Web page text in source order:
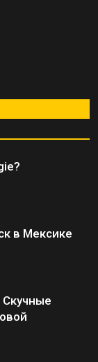
в Мексике
Скучные